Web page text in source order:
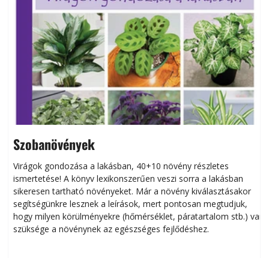
Szobanövények
Virágok gondozása a lakásban, 40+10 növény részletes
ismertetése! A könyv lexikonszerűen veszi sorra a lakásban
sikeresen tart­ha­tó növényeket. Már a növény kiválasztásakor
segítségünkre lesznek a leírások, mert pontosan megtudjuk,
hogy milyen körülményekre (hőmérséklet, páratartalom stb.) van
szüksége a növénynek az egészséges fejlődéshez.